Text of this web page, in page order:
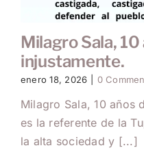
Milagro Sala,
injustamente.
enero 18, 2026 0
Milagro Sala, 10 años
es la referente de la
la alta sociedad y [...]